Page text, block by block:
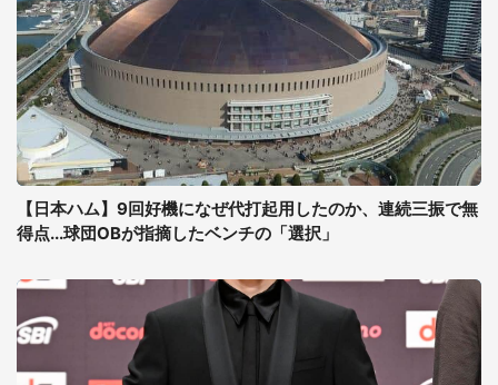
【日本ハム】9回好機になぜ代打起用したのか、連続三振で無
得点...球団OBが指摘したベンチの「選択」